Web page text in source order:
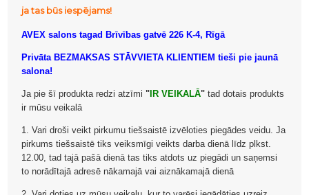
ja tas būs iespējams!
AVEX salons tagad Brīvības gatvē 226 K-4, Rīgā
Privāta BEZMAKSAS STĀVVIETA KLIENTIEM tieši pie jaunā
salona!
Ja pie šī produkta redzi atzīmi " IR VEIKALĀ" tad dotais produkts
ir mūsu veikalā
1. Vari droši veikt pirkumu tiešsaistē izvēloties piegādes veidu. Ja
pirkums tiešsaistē tiks veiksmīgi veikts darba dienā līdz plkst.
12.00, tad tajā pašā dienā tas tiks atdots uz piegādi un saņemsi
to norādītajā adresē nākamajā vai aiznākamajā dienā